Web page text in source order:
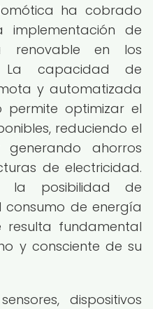
ha cobrado
de
renovable en los
La capacidad de
y automatizada
permite optimizar el
reduciendo el
ahorros
de electricidad.
la posibilidad de
de energía
fundamental
y consciente de su
dispositivos